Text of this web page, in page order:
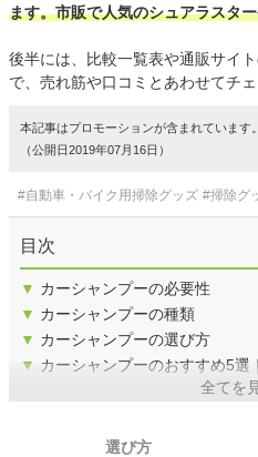
ます。市販で人気のシュアラスタ
後半には、比較一覧表や通販サイ
で、売れ筋や口コミとあわせてチ
本記事はプロモーションが含まれています
（公開日2019年07月16日）
#自動車・バイク用掃除グッズ #掃除グ
目次
▼ カーシャンプーの必要性
▼ カーシャンプーの種類
▼ カーシャンプーの選び方
▼ カーシャンプーのおすすめ5選
全てを
選び方